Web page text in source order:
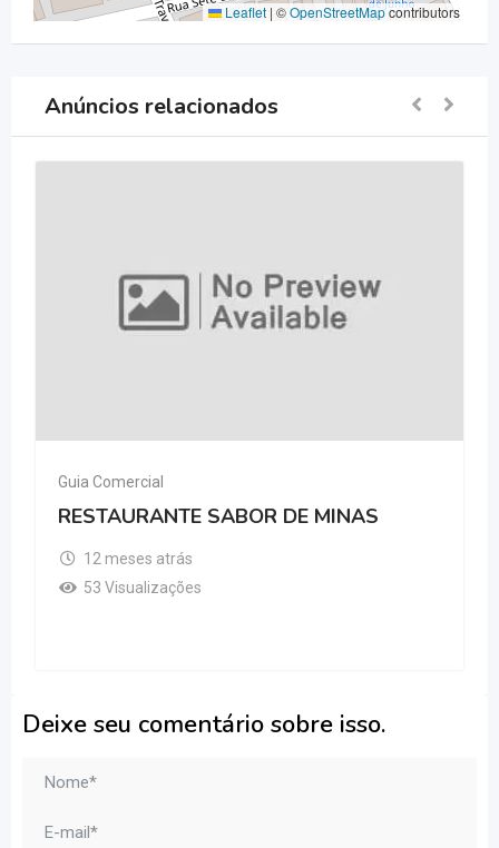
Leaflet | ©OpenStreetMapcontributors
Anúncios relacionados
Guia Comercial
RESTAURANTE SABOR DE MINAS
12 meses atrás
53 Visualizações
Deixe seu comentário sobre isso.